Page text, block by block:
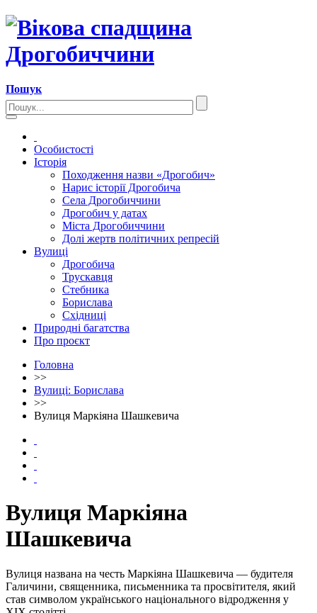
Пошук
Особистості
Історія
Походження назви «Дрогобич»
Нарис історії Дрогобича
Села Дрогобиччини
Дрогобич у датах
Міста Дрогобиччини
Долі жертв політичних репресій
Вулиці
Дрогобича
Трускавця
Стебника
Борислава
Східниці
Природні багатства
Про проєкт
Головна
>>
Вулиці: Борислава
>>
Вулиця Маркіяна Шашкевича
Вулиця Маркіяна
Шашкевича
Вулиця названа на честь Маркіяна Шашкевича — будителя
Галичини, священника, письменника та просвітителя, який
став символом українського національного відродження у